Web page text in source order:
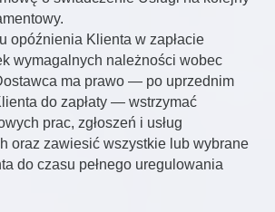
opóźnienia Klienta w zapłacie
wymagalnych należności wobec
ma prawo — po uprzednim
do zapłaty — wstrzymać
prac, zgłoszeń i usług
oraz zawiesić wszystkie lub wybrane
do czasu pełnego uregulowania